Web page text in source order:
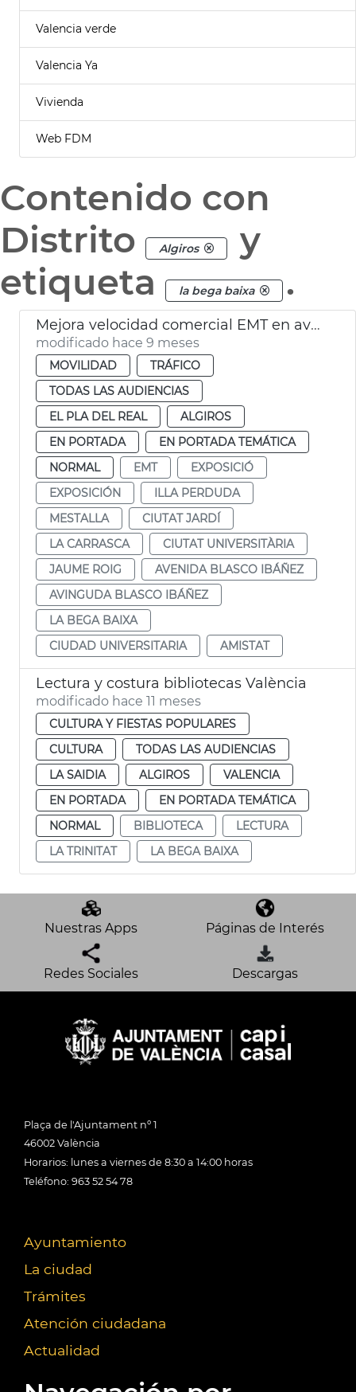
Valencia verde
Valencia Ya
Vivienda
Web FDM
Contenido con
Distrito
Algiros
y
etiqueta
la bega baixa .
Mejora velocidad comercial EMT en avenida Blasco IBÁÑEZ València
modificado hace 9 meses
MOVILIDAD
TRÁFICO
TODAS LAS AUDIENCIAS
EL PLA DEL REAL
ALGIROS
EN PORTADA
EN PORTADA TEMÁTICA
NORMAL
EMT
EXPOSICIÓ
EXPOSICIÓN
ILLA PERDUDA
MESTALLA
CIUTAT JARDÍ
LA CARRASCA
CIUTAT UNIVERSITÀRIA
JAUME ROIG
AVENIDA BLASCO IBÁÑEZ
AVINGUDA BLASCO IBÁÑEZ
LA BEGA BAIXA
CIUDAD UNIVERSITARIA
AMISTAT
Lectura y costura bibliotecas València
modificado hace 11 meses
CULTURA Y FIESTAS POPULARES
CULTURA
TODAS LAS AUDIENCIAS
LA SAIDIA
ALGIROS
VALENCIA
EN PORTADA
EN PORTADA TEMÁTICA
NORMAL
BIBLIOTECA
LECTURA
LA TRINITAT
LA BEGA BAIXA
Nuestras Apps Páginas de Interés
Redes Sociales Descargas
Plaça de l'Ajuntament nº 1
46002 València
Horarios: lunes a viernes de 8:30 a 14:00 horas
Teléfono: 963 52 54 78
Ayuntamiento
La ciudad
Trámites
Atención ciudadana
Actualidad